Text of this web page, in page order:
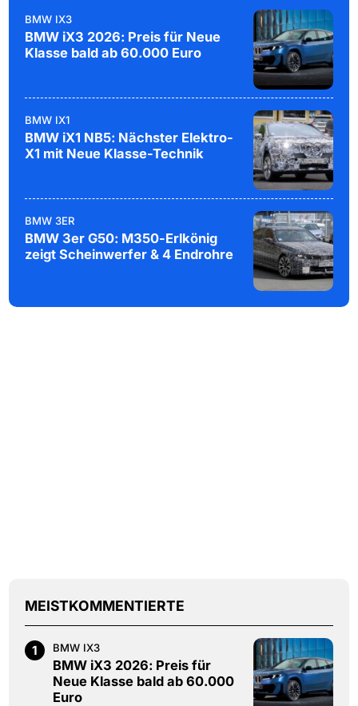
BMW IX3
BMW iX3 2026: Preis für Neue
Klasse bald ab 60.000 Euro
BMW IX1
BMW iX1 NB5: Nächster Elektro-
X1 mit Neue Klasse-Technik
BMW 3ER
BMW 3er G50: M350-Erlkönig
zeigt Scheinwerfer & 4 Endrohre
MEISTKOMMENTIERTE
1 BMW IX3
BMW iX3 2026: Preis für
Neue Klasse bald ab 60.000
Euro